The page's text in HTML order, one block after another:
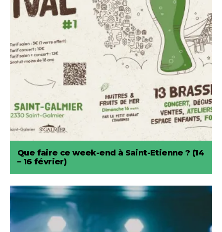
Que faire ce week-end à Saint-Etienne ? (14
– 16 février)